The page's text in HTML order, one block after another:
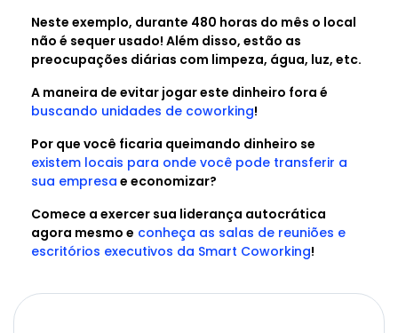
Neste exemplo, durante 480 horas do mês o local
não é sequer usado! Além disso, estão as
preocupações diárias com limpeza, água, luz, etc.
A maneira de evitar jogar este dinheiro fora é
buscando unidades de coworking!
Por que você ficaria queimando dinheiro se
existem locais para onde você pode transferir a
sua empresa e economizar?
Comece a exercer sua liderança autocrática
agora mesmo e conheça as salas de reuniões e
escritórios executivos da Smart Coworking!